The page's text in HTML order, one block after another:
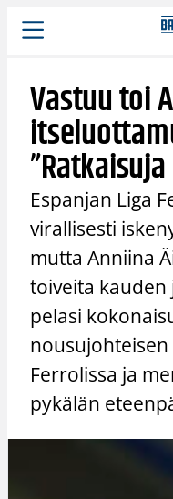
Siirry
sisältöön
Vastuu toi
Espanjan Liga
virallisesti
mutta Anniina
toiveita kauden
pelasi
Ferrolissa ja
pykälän